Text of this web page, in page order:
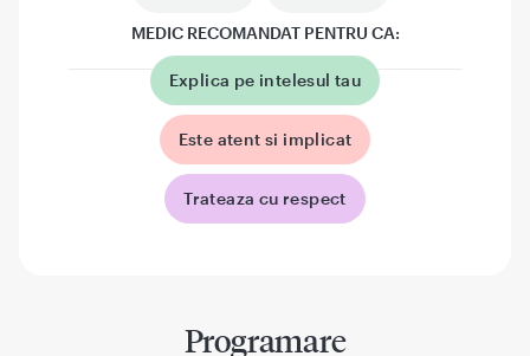
MEDIC RECOMANDAT PENTRU CA:
Explica pe intelesul tau
Este atent si implicat
Trateaza cu respect
Programare